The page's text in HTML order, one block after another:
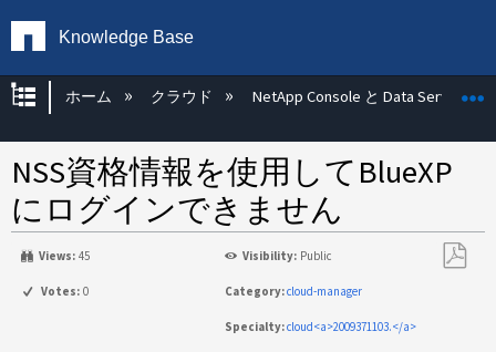
Knowledge Base
グローバル階層を展開/折りたたむ
ホーム クラウド NetApp Console と Data Services
NSS資格情報を使用してBlueXP
にログインできません
Views: 45 Visibility: Public
Votes: 0 Category:cloud-manager
Specialty:cloud<a>2009371103.</a>